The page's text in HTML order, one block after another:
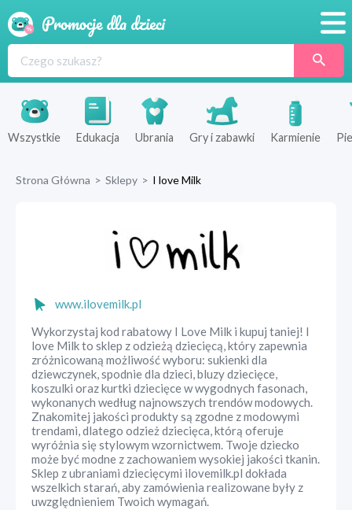
Produkty
Sklepy
Wszystkie Edukacja Ubrania Gry i zabawki Karmienie
Strona Główna > Sklepy > I love Milk
www.ilovemilk.pl
Wykorzystaj kod rabatowy I Love Milk i kupuj taniej! I
love Milk to sklep z odzieżą dziecięcą, który zapewnia
zróżnicowaną możliwość wyboru: sukienki dla
dziewczynek, spodnie dla dzieci, bluzy dziecięce,
koszulki oraz kurtki dziecięce w wygodnych fasonach,
wykonanych według najnowszych trendów modowych.
Znakomitej jakości produkty są zgodne z modowymi
trendami, dlatego odzież dziecięca, którą oferuje
wyróżnia się stylowym wzornictwem. Twoje dziecko
może być modne z zachowaniem wysokiej jakości tkanin.
Sklep z ubraniami dziecięcymi ilovemilk.pl dokłada
wszelkich starań, aby zamówienia realizowane były z
uwzględnieniem Twoich wymagań.